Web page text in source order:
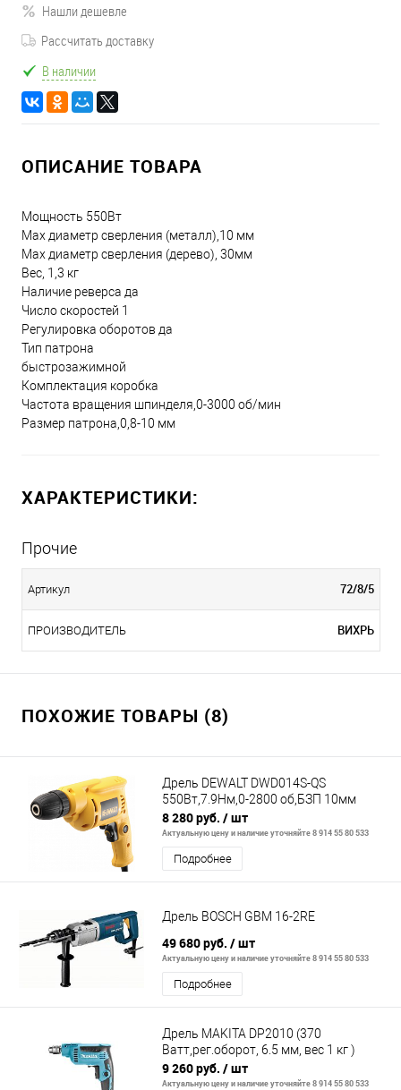
Нашли дешевле
Рассчитать доставку
В наличии
ОПИСАНИЕ ТОВАРА
Мощность 550Вт
Max диаметр сверления (металл),10 мм
Мах диаметр сверления (дерево), 30мм
Вес, 1,3 кг
Наличие реверса да
Число скоростей 1
Регулировка оборотов да
Тип патрона
быстрозажимной
Комплектация коробка
Частота вращения шпинделя,0-3000 об/мин
Размер патрона,0,8-10 мм
ХАРАКТЕРИСТИКИ:
Прочие
Артикул 72/8/5
ПРОИЗВОДИТЕЛЬ ВИХРЬ
ПОХОЖИЕ ТОВАРЫ (8)
Дрель DEWALT DWD014S-QS
550Вт,7.9Нм,0-2800 об,БЗП 10мм
8 280 руб. / шт
Актуальную цену и наличие уточняйте 8 914 55 80 533
Подробнее
Дрель BOSCH GBM 16-2RE
49 680 руб. / шт
Актуальную цену и наличие уточняйте 8 914 55 80 533
Подробнее
Дрель MAKITA DP2010 (370
Ватт,рег.оборот, 6.5 мм, вес 1 кг )
9 260 руб. / шт
Актуальную цену и наличие уточняйте 8 914 55 80 533